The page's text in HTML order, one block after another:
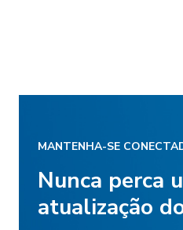
MANTENHA-SE
Nunca perca
atualização